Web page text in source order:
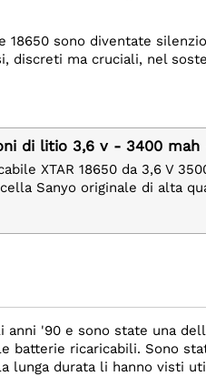
18650 sono diventate
discreti ma cruciali, nel
di litio 3,6 v - 3400 mah
XTAR 18650 da 3,6 V
Sanyo originale di alta
'90 e sono state una
batterie ricaricabili. Sono
lunga durata li hanno visti